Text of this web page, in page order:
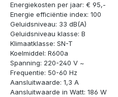
Energiekosten per jaar: € 95,-
Energie efficiëntie index: 100
Geluidsniveau: 33 dB(A)
Geluidsniveau klasse: B
Klimaatklasse: SN-T
Koelmiddel: R600a
Spanning: 220-240 V ~
Frequentie: 50-60 Hz
Aansluitwaarde: 1,3 A
Aansluitwaarde in Watt: 186 W